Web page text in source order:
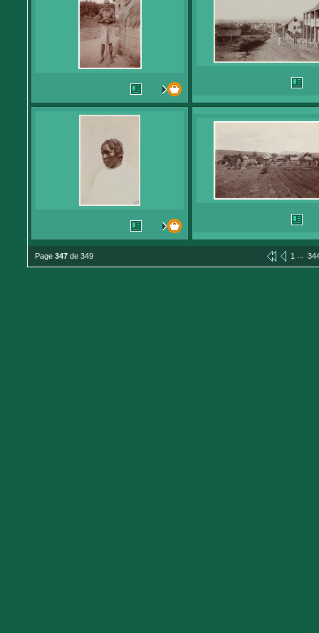
Page 347 de 349 1 ...